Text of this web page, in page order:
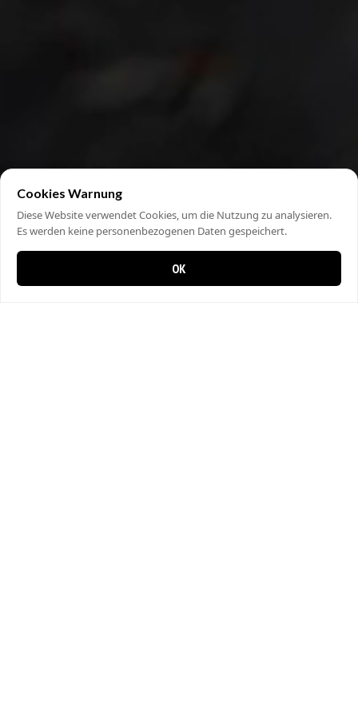
Cookies Warnung
Diese Website verwendet Cookies, um die Nutzung zu analysieren.
Es werden keine personenbezogenen Daten gespeichert.
OK